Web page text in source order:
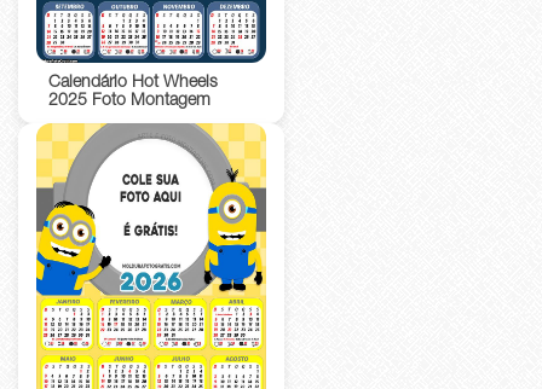
Calendário Hot Wheels
2025 Foto Montagem